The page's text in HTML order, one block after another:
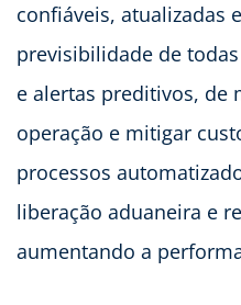
confiáveis, atualizadas
previsibilidade de
e alertas preditivos, de
operação e mitigar
processos
liberação aduaneira e
aumentando a